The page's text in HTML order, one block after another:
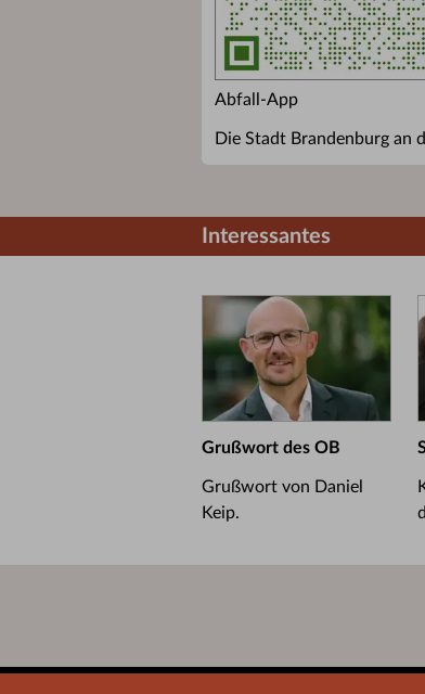
Abfall-App
Die Stadt Brandenburg an
Interessantes
Grußwort des OB
Grußwort von Daniel
Keip.